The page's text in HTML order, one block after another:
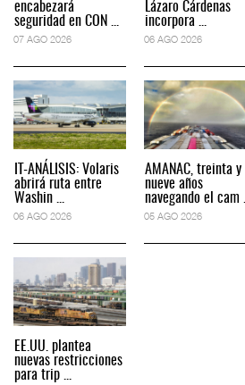
encabezará
seguridad en CON ...
07 AGO 2026
IT-ANÁLISIS: Volaris
abrirá ruta entre
Washin ...
06 AGO 2026
EE.UU. plantea
nuevas restricciones
para trip ...
Lázaro Cárdenas
incorpora ...
06 AGO 2026
AMANAC, treinta y
nueve años
navegando el cam ...
05 AGO 2026